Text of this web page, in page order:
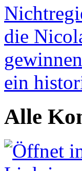
die
ein
Alle